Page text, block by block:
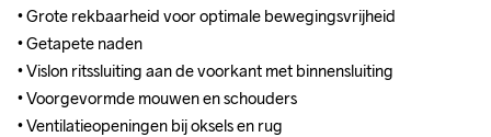
• Grote rekbaarheid voor optimale bewegingsvrijheid
• Getapete naden
• Vislon ritssluiting aan de voorkant met binnensluiting
• Voorgevormde mouwen en schouders
• Ventilatieopeningen bij oksels en rug
• Grote rekbaarheid voor optimale bewegingsvrijheid
• Getapete naden
• Vislon ritssluiting aan de voorkant met binnensluiting
• Voorgevormde mouwen en schouders
• Ventilatieopeningen bij oksels en rug